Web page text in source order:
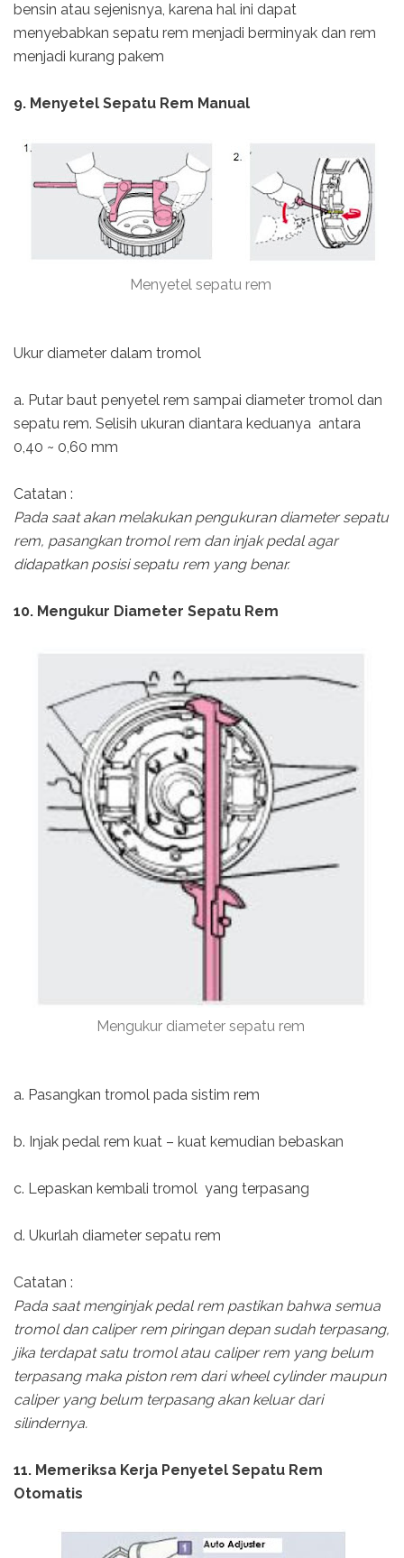
bensin atau sejenisnya, karena hal ini dapat
menyebabkan sepatu rem menjadi berminyak dan rem
menjadi kurang pakem
9. Menyetel Sepatu Rem Manual
Menyetel sepatu rem
Ukur diameter dalam tromol
a. Putar baut penyetel rem sampai diameter tromol dan
sepatu rem. Selisih ukuran diantara keduanya antara
0,40 ~ 0,60 mm
Catatan :
Pada saat akan melakukan pengukuran diameter sepatu
rem, pasangkan tromol rem dan injak pedal agar
didapatkan posisi sepatu rem yang benar.
10. Mengukur Diameter Sepatu Rem
Mengukur diameter sepatu rem
a. Pasangkan tromol pada sistim rem
b. Injak pedal rem kuat – kuat kemudian bebaskan
c. Lepaskan kembali tromol yang terpasang
d. Ukurlah diameter sepatu rem
Catatan :
Pada saat menginjak pedal rem pastikan bahwa semua
tromol dan caliper rem piringan depan sudah terpasang,
jika terdapat satu tromol atau caliper rem yang belum
terpasang maka piston rem dari wheel cylinder maupun
caliper yang belum terpasang akan keluar dari
silindernya.
11. Memeriksa Kerja Penyetel Sepatu Rem
Otomatis